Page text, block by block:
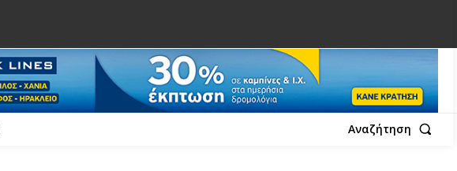
Αναζήτηση